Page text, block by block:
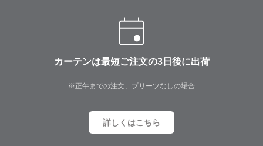
カーテンは最短ご注文の3日後に出荷
※正午までの注文、プリーツなしの場合
詳しくはこちら